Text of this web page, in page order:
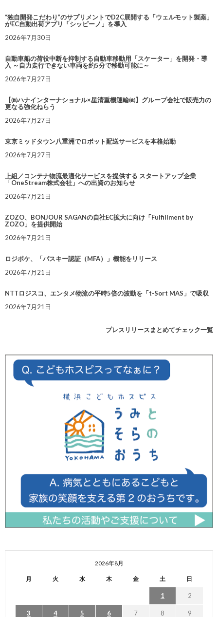
“独自開発こだわり”のサプリメントでD2C展開する「ウェルモット製薬」
がEC自動出荷アプリ「シッピーノ」を導入
2026年7月30日
自動車船の荷役中断を抑制する自動車移動用「スケーター」を開発・導
入 ～自力走行できない車両を約5分で移動可能に～
2026年7月27日
【㈱ハナインターナショナル×星清重機運輸㈱】グループ会社で販売力の
更なる強化ねらう
2026年7月27日
東京ミッドタウン八重洲でロボット配送サービスを本格始動
2026年7月27日
上組／コンテナ物流最適化サービスを提供する スタートアップ企業
「OneStream株式会社」への出資のお知らせ
2026年7月21日
ZOZO、BONJOUR SAGANの自社EC拡大に向け「Fulfillment by
ZOZO」を提供開始
2026年7月21日
ロジポケ、「パスキー認証（MFA）」機能をリリース
2026年7月21日
NTTロジスコ、エンタメ物流の平時5倍の波動を「t-Sort MAS」で吸収
2026年7月21日
プレスリリースまとめてチェック一覧
2026年8月
月 火 水 木 金 土 日
1 2
3 4 5 6 7 8 9